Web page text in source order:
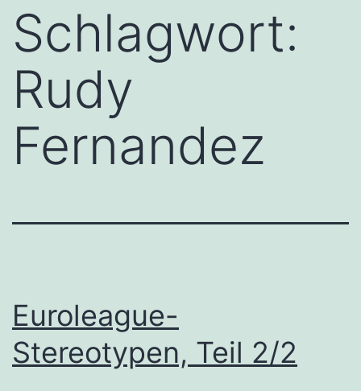
Schlagwort:
Rudy
Fernandez
Euroleague-
Stereotypen, Teil 2/2